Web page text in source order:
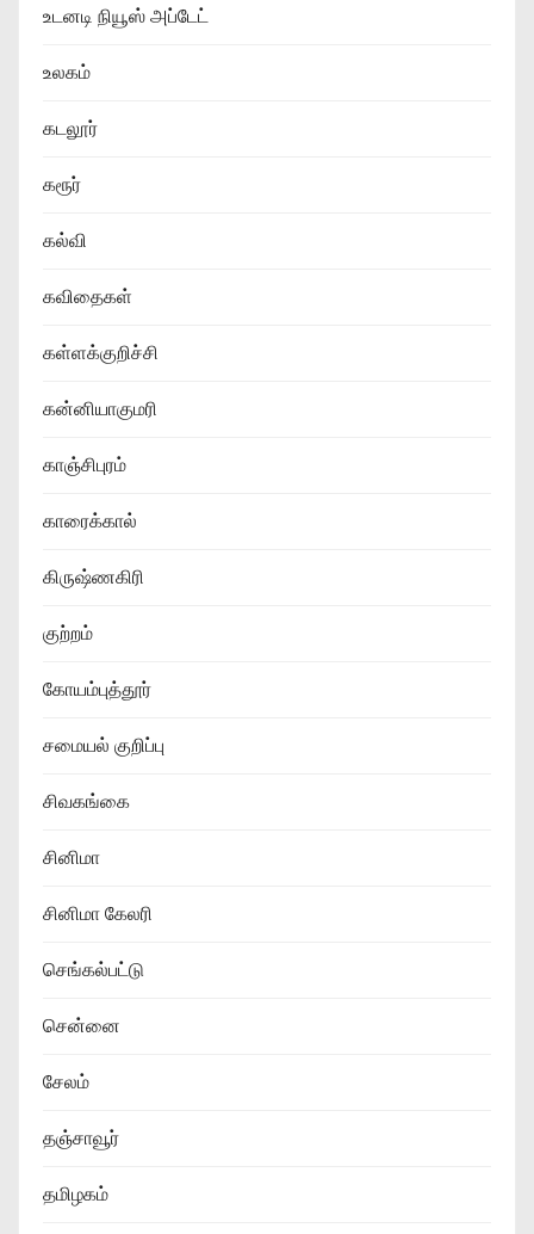
உடனடி நியூஸ் அப்டேட்
உலகம்
கடலூர்
கரூர்
கல்வி
கவிதைகள்
கள்ளக்குறிச்சி
கன்னியாகுமரி
காஞ்சிபுரம்
காரைக்கால்
கிருஷ்ணகிரி
குற்றம்
கோயம்புத்தூர்
சமையல் குறிப்பு
சிவகங்கை
சினிமா
சினிமா கேலரி
செங்கல்பட்டு
சென்னை
சேலம்
தஞ்சாவூர்
தமிழகம்